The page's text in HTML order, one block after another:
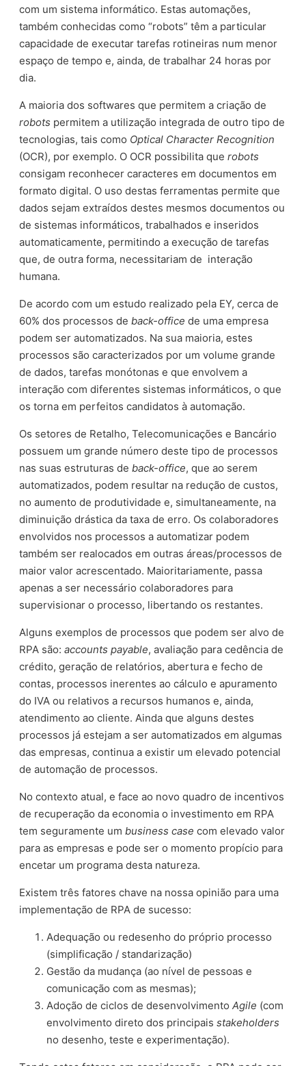
com um sistema informático. Estas automações,
também conhecidas como “robots” têm a particular
capacidade de executar tarefas rotineiras num menor
espaço de tempo e, ainda, de trabalhar 24 horas por
dia.
A maioria dos softwares que permitem a criação de
robots permitem a utilização integrada de outro tipo de
tecnologias, tais como Optical Character Recognition
(OCR), por exemplo. O OCR possibilita querobots
consigam reconhecer caracteres em documentos em
formato digital. O uso destas ferramentas permite que
dados sejam extraídos destes mesmos documentos ou
de sistemas informáticos, trabalhados e inseridos
automaticamente, permitindo a execução de tarefas
que, de outra forma, necessitariam de interação
humana.
De acordo com um estudo realizado pela EY, cerca de
60% dos processos deback-office de uma empresa
podem ser automatizados. Na sua maioria, estes
processos são caracterizados por um volume grande
de dados, tarefas monótonas e que envolvem a
interação com diferentes sistemas informáticos, o que
os torna em perfeitos candidatos à automação.
Os setores de Retalho, Telecomunicações e Bancário
possuem um grande número deste tipo de processos
nas suas estruturas deback-office, que ao serem
automatizados, podem resultar na redução de custos,
no aumento de produtividade e, simultaneamente, na
diminuição drástica da taxa de erro. Os colaboradores
envolvidos nos processos a automatizar podem
também ser realocados em outras áreas/processos de
maior valor acrescentado. Maioritariamente, passa
apenas a ser necessário colaboradores para
supervisionar o processo, libertando os restantes.
Alguns exemplos de processos que podem ser alvo de
RPA são:accounts payable, avaliação para cedência de
crédito, geração de relatórios, abertura e fecho de
contas, processos inerentes ao cálculo e apuramento
do IVA ou relativos a recursos humanos e, ainda,
atendimento ao cliente. Ainda que alguns destes
processos já estejam a ser automatizados em algumas
das empresas, continua a existir um elevado potencial
de automação de processos.
No contexto atual, e face ao novo quadro de incentivos
de recuperação da economia o investimento em RPA
tem seguramente umbusiness casecom elevado valor
para as empresas e pode ser o momento propício para
encetar um programa desta natureza.
Existem três fatores chave na nossa opinião para uma
implementação de RPA de sucesso:
Adequação ou redesenho do próprio processo
(simplificação / standarização)
Gestão da mudança (ao nível de pessoas e
comunicação com as mesmas);
Adoção de ciclos de desenvolvimentoAgile (com
envolvimento direto dos principaisstakeholders
no desenho, teste e experimentação).